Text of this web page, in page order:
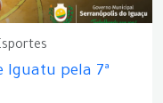
Iguatu pela 7ª